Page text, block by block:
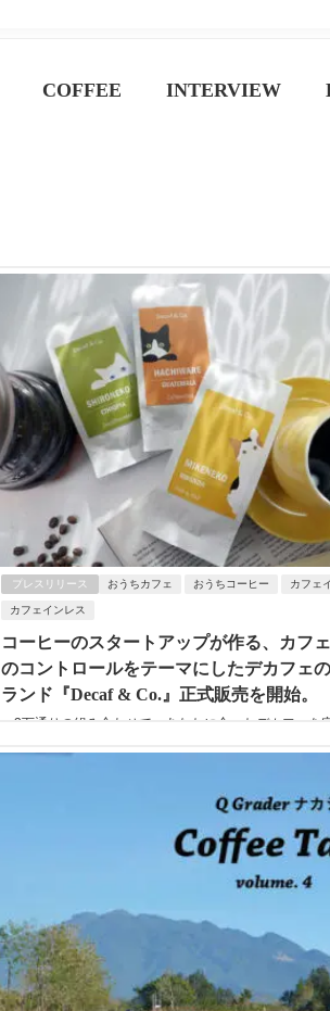
COFFEE INTERVIEW
プレスリリース おうちカフェ おうちコーヒー カフェ
カフェインレス
コーヒーのスタートアップが作る、カフ
のコントロールをテーマにしたデカフェ
ランド『Decaf & Co.』正式販売を開始。
〜3万通りの組み合わせで、あなたに合ったデカフェを